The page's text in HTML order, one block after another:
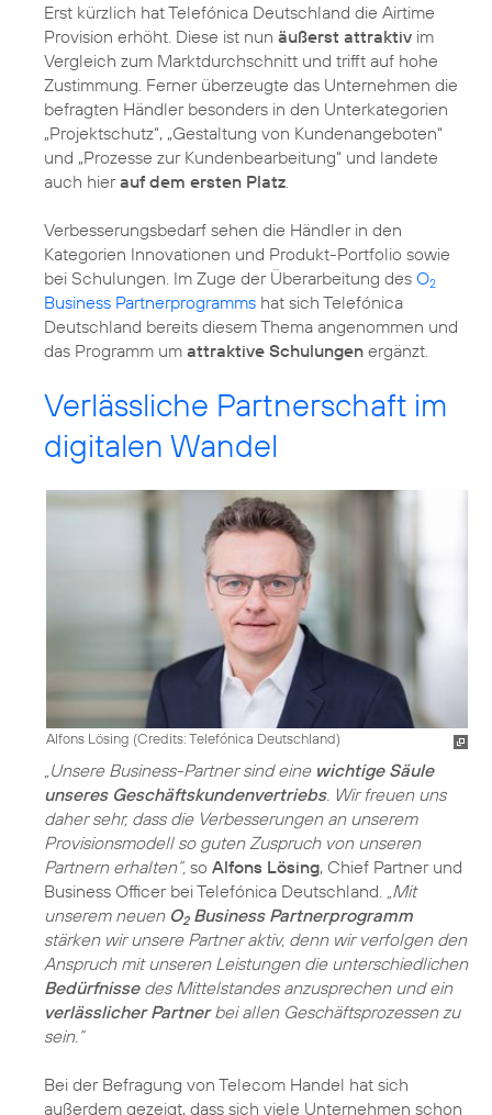
Erst kürzlich hat Telefónica Deutschland die Airtime
Provision erhöht. Diese ist nun äußerst attraktiv im
Vergleich zum Marktdurchschnitt und trifft auf hohe
Zustimmung. Ferner überzeugte das Unternehmen die
befragten Händler besonders in den Unterkategorien
„Projektschutz“, „Gestaltung von Kundenangeboten“
und „Prozesse zur Kundenbearbeitung“ und landete
auch hierauf dem ersten Platz.
Verbesserungsbedarf sehen die Händler in den
Kategorien Innovationen und Produkt-Portfolio sowie
bei Schulungen. Im Zuge der Überarbeitung des O2
Business Partnerprogramms hat sich Telefónica
Deutschland bereits diesem Thema angenommen und
das Programm um attraktive Schulungen ergänzt.
Verlässliche Partnerschaft im
digitalen Wandel
Alfons Lösing (Credits: Telefónica Deutschland)
„Unsere Business-Partner sind eine wichtige Säule
unseres Geschäftskundenvertriebs. Wir freuen uns
daher sehr, dass die Verbesserungen an unserem
Provisionsmodell so guten Zuspruch von unseren
Partnern erhalten“, so Alfons Lösing, Chief Partner und
Business Officer bei Telefónica Deutschland.
„Mit
unserem neuen O2Business Partnerprogramm
stärken wir unsere Partner aktiv, denn wir verfolgen den
Anspruch mit unseren Leistungen die unterschiedlichen
Bedürfnissedes Mittelstandes anzusprechen und ein
verlässlicher Partnerbei allen Geschäftsprozessen zu
sein.“
Bei der Befragung von Telecom Handel hat sich
außerdem gezeigt, dass sich viele Unternehmen schon